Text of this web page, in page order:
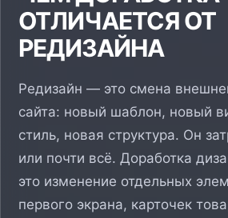
ОТЛИЧАЕТСЯ ОТ
РЕДИЗАЙНА
Редизайн — это смена
сайта: новый шаблон, новый
стиль, новая структура. Он
или почти всё. Доработка
это изменение отдельных
первого экрана, карточек